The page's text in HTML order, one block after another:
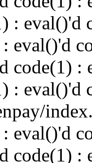
: eval()'d
eval()'d
code(1) :
: eval()'d
eval()'d
code(1) :